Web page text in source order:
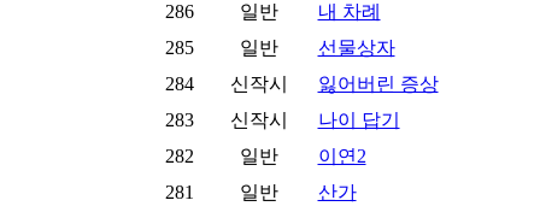
286
일반
내 차례
285
일반
선물상자
284
신작시
잃어버린 증상
283
신작시
나이 답기
282
일반
이연2
281
일반
산가